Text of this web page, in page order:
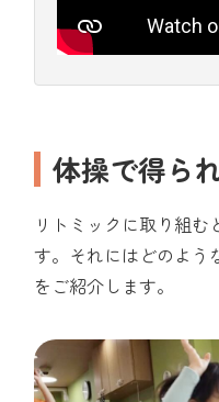
体操で得ら
リトミックに取り組む
す。それにはどのよう
をご紹介します。